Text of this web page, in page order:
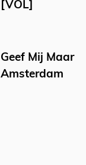
[VOL]
Geef Mij Maar
Amsterdam